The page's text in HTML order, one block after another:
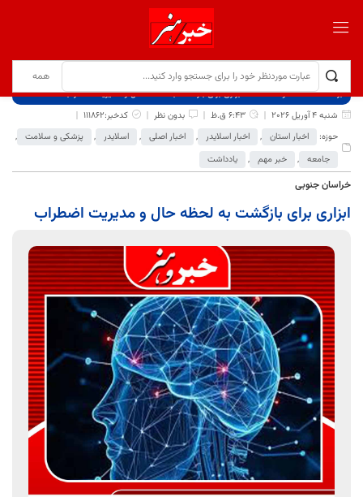
برگ نخست نوشته‌ها
ابزاری برای بازگشت به لحظه حال و مدیریت اضطراب
شنبه 4 آوریل 2026
6:43 ق.ظ بدون نظر
کدخبر:111862
حوزه:
اخبار استان , اخبار اسلایدر , اخبار اصلی , اسلایدر , پزشکی و سلامت ,
جامعه , خبر مهم , یادداشت
خراسان جنوبی
ابزاری برای بازگشت به لحظه حال و مدیریت اضطراب